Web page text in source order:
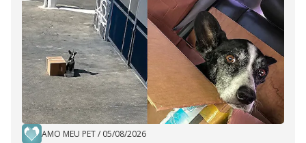
AMO MEU PET/ 05/08/2026